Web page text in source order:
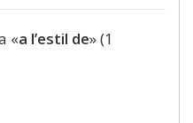
«a l’estil de» (1